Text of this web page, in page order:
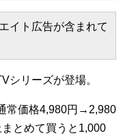
イト広告が含まれて
シリーズが登場。
常価格4,980円→2,980
とめて買うと1,000